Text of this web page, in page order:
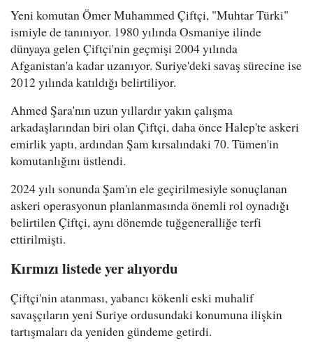
Yeni komutan Ömer Muhammed Çiftçi, "Muhtar Türki"
ismiyle de tanınıyor. 1980 yılında Osmaniye ilinde
dünyaya gelen Çiftçi'nin geçmişi 2004 yılında
Afganistan'a kadar uzanıyor. Suriye'deki savaş sürecine ise
2012 yılında katıldığı belirtiliyor.
Ahmed Şara'nın uzun yıllardır yakın çalışma
arkadaşlarından biri olan Çiftçi, daha önce Halep'te askeri
emirlik yaptı, ardından Şam kırsalındaki 70. Tümen'in
komutanlığını üstlendi.
2024 yılı sonunda Şam'ın ele geçirilmesiyle sonuçlanan
askeri operasyonun planlanmasında önemli rol oynadığı
belirtilen Çiftçi, aynı dönemde tuğgeneralliğe terfi
ettirilmişti.
Kırmızı listede yer alıyordu
Çiftçi'nin atanması, yabancı kökenli eski muhalif
savaşçıların yeni Suriye ordusundaki konumuna ilişkin
tartışmaları da yeniden gündeme getirdi.